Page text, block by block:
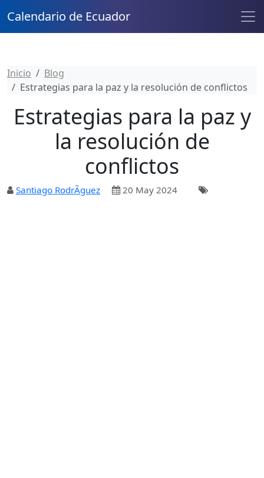
Calendario de Ecuador
Inicio
Blog
Estrategias para la paz y la resolución de conflictos
Estrategias para la paz y
la resolución de
conflictos
Santiago RodrÃ­guez 20 May 2024